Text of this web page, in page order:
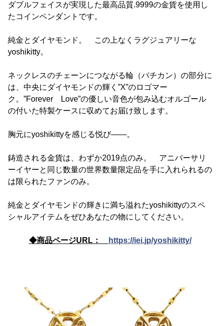
ダブルフェイスが実現した最高品質.9999の金貨を使用し
たコインペンダントです。
純金とダイヤモンド。 この上なくラグジュアリーな
yoshikitty。
ネックレスのチェーンにつながる輪（バチカン）の部分に
は、中央にダイヤモンドの輝く”X”のロゴマー
ク。”Forever Love”の優しい音色が包み込むオルゴール
の付いた特製ケースに収めてお届け致します。
胸元にyoshikittyを感じる悦び――。
鋳造される金貨は、わずか2019点のみ。 アニバーサリ
ーイヤーと同じ数量の世界数量限定品を手に入れられるの
は限られたファンのみ。
純金とダイヤモンドの輝きに満ち溢れたyoshikittyのスペ
シャルアイテムをぜひあなたの物にしてください。
◆商品ページURL： https://iei.jp/yoshikitty/